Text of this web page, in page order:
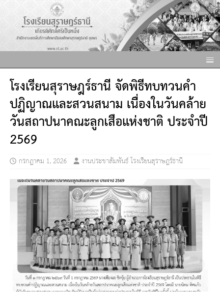
โรงเรียนสุราษฎร์ธานี จัดพิธีทบทวนคำ
ปฏิญาณและสวนสนาม เนื่องในวันคล้าย
วันสถาปนาคณะลูกเสือแห่งชาติ ประจำปี
2569
กรกฎาคม 1, 2026 งานประชาสัมพันธ์ โรงเรียนสุราษฎร์ธานี